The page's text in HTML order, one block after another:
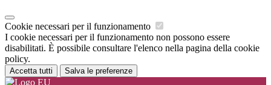
Cookie necessari per il funzionamento
I cookie necessari per il funzionamento non possono essere
disabilitati. È possibile consultare l'elenco nella pagina della cookie
policy.
Accetta tutti Salva le preferenze